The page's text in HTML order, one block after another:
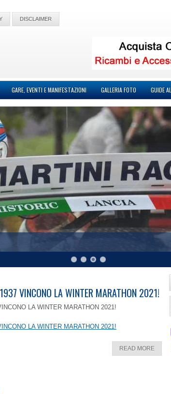
DISCLAIMER
GARE, EVENTI E MANIFESTAZIONI GALLERIA FOTO GUIDE
VINCONO LA WINTER MARATHON 2021!
LA WINTER MARATHON 2021!
LA WINTER MARATHON 2021!
READ MORE